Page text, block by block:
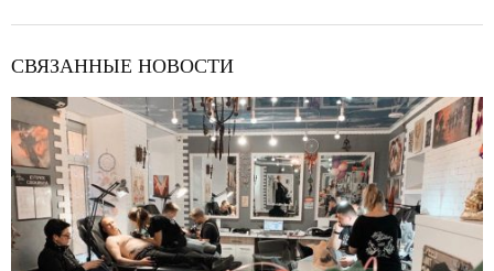
СВЯЗАННЫЕ НОВОСТИ